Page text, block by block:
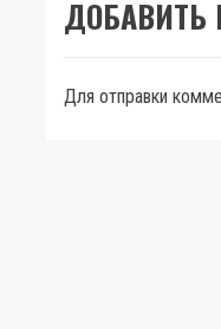
ДОБАВИТЬ
Для отправки